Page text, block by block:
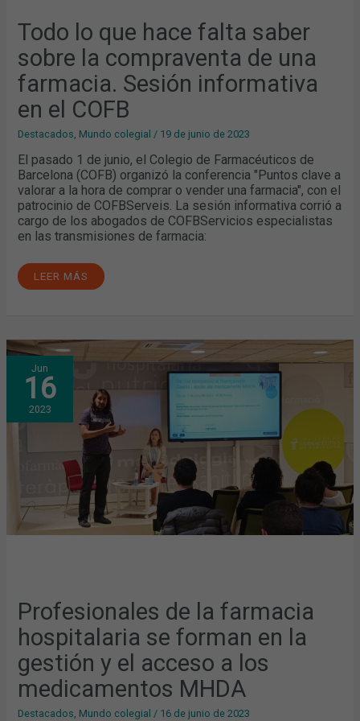
Todo lo que hace falta saber
sobre la compraventa de una
farmacia. Sesión informativa
en el COFB
Destacados Mundo colegial / 19 de junio de 2023
El pasado 1 de junio, el Colegio de Farmacéuticos de
Barcelona (COFB) organizó la conferencia "Puntos clave a
valorar a la hora de comprar o vender una farmacia", con el
patrocinio de COFBServeis. La sesión informativa corrió a
cargo de los abogados de COFBServicios especialistas
en las transmisiones de farmacia:
LEER MÁS
Jun
16
2023
Profesionales de la farmacia
hospitalaria se forman en la
gestión y el acceso a los
medicamentos MHDA
Destacados Mundo colegial / 16 de junio de 2023
PROFESIONALES
DE
LA
FARMACIA
HOSPITALARIA
SE
FORMAN
ACCESO
LOS
MEDICAMENTOS
MHDA